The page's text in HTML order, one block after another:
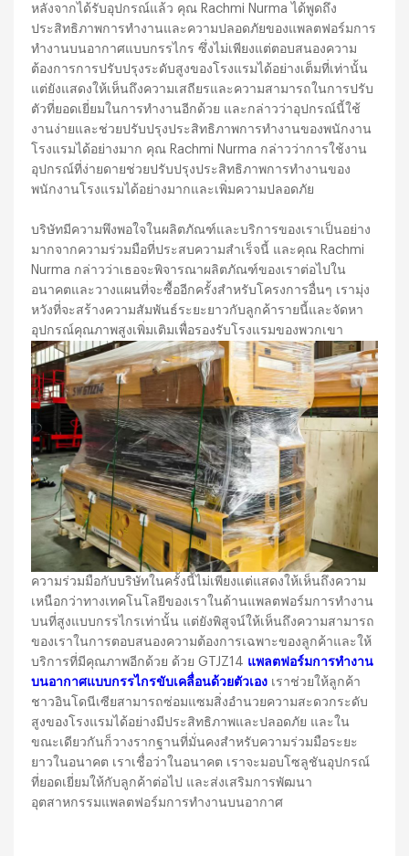
หลังจากได้รับอุปกรณ์แล้ว คุณ Rachmi Nurma ได้พูดถึง
ประสิทธิภาพการทำงานและความปลอดภัยของแพลตฟอร์มการ
ทำงานบนอากาศแบบกรรไกร ซึ่งไม่เพียงแต่ตอบสนองความ
ต้องการการปรับปรุงระดับสูงของโรงแรมได้อย่างเต็มที่เท่านั้น
แต่ยังแสดงให้เห็นถึงความเสถียรและความสามารถในการปรับ
ตัวที่ยอดเยี่ยมในการทำงานอีกด้วย และกล่าวว่าอุปกรณ์นี้ใช้
งานง่ายและช่วยปรับปรุงประสิทธิภาพการทำงานของพนักงาน
โรงแรมได้อย่างมาก คุณ Rachmi Nurma กล่าวว่าการใช้งาน
อุปกรณ์ที่ง่ายดายช่วยปรับปรุงประสิทธิภาพการทำงานของ
พนักงานโรงแรมได้อย่างมากและเพิ่มความปลอดภัย
บริษัทมีความพึงพอใจในผลิตภัณฑ์และบริการของเราเป็นอย่าง
มากจากความร่วมมือที่ประสบความสำเร็จนี้ และคุณ Rachmi
Nurma กล่าวว่าเธอจะพิจารณาผลิตภัณฑ์ของเราต่อไปใน
อนาคตและวางแผนที่จะซื้ออีกครั้งสำหรับโครงการอื่นๆ เรามุ่ง
หวังที่จะสร้างความสัมพันธ์ระยะยาวกับลูกค้ารายนี้และจัดหา
อุปกรณ์คุณภาพสูงเพิ่มเติมเพื่อรองรับโรงแรมของพวกเขา
ความร่วมมือกับบริษัทในครั้งนี้ไม่เพียงแต่แสดงให้เห็นถึงความ
เหนือกว่าทางเทคโนโลยีของเราในด้านแพลตฟอร์มการทำงาน
บนที่สูงแบบกรรไกรเท่านั้น แต่ยังพิสูจน์ให้เห็นถึงความสามารถ
ของเราในการตอบสนองความต้องการเฉพาะของลูกค้าและให้
บริการที่มีคุณภาพอีกด้วย ด้วย GTJZ14 แพลตฟอร์มการทำงาน
บนอากาศแบบกรรไกรขับเคลื่อนด้วยตัวเอง เราช่วยให้ลูกค้า
ชาวอินโดนีเซียสามารถซ่อมแซมสิ่งอำนวยความสะดวกระดับ
สูงของโรงแรมได้อย่างมีประสิทธิภาพและปลอดภัย และใน
ขณะเดียวกันก็วางรากฐานที่มั่นคงสำหรับความร่วมมือระยะ
ยาวในอนาคต เราเชื่อว่าในอนาคต เราจะมอบโซลูชันอุปกรณ์
ที่ยอดเยี่ยมให้กับลูกค้าต่อไป และส่งเสริมการพัฒนา
อุตสาหกรรมแพลตฟอร์มการทำงานบนอากาศ